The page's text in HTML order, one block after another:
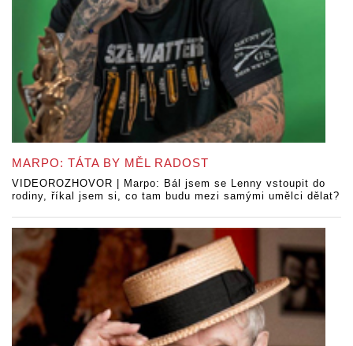
MARPO: TÁTA BY MĚL RADOST
VIDEOROZHOVOR | Marpo: Bál jsem se Lenny vstoupit do
rodiny, říkal jsem si, co tam budu mezi samými umělci dělat?